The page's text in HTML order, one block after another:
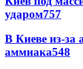
ударом757
В Киеве из-за
аммиака548